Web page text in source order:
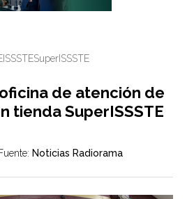
ISSSTESuperISSSTE
de atención de
tienda SuperISSSTE
Noticias Radiorama